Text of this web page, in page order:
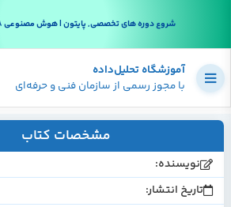
شروع دوره های تخصصی, پایتون | هوش مصنوعی 18 دی
آموزشگاه تحلیل‌داده
با مجوز رسمی از سازمان فنی و حرفه‌ای
مشخصات کتاب
نویسنده:
تاریخ انتشار: